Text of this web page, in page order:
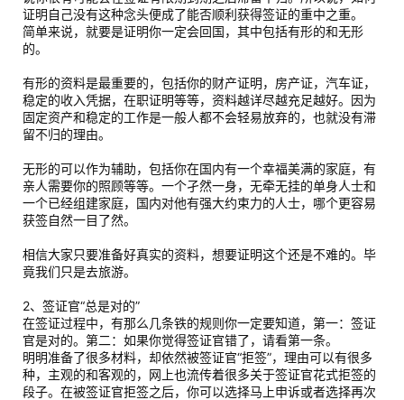
证明自己没有这种念头便成了能否顺利获得签证的重中之重。
简单来说，就要是证明你一定会回国，其中包括有形的和无形
的。
有形的资料是最重要的，包括你的财产证明，房产证，汽车证，
稳定的收入凭据，在职证明等等，资料越详尽越充足越好。因为
固定资产和稳定的工作是一般人都不会轻易放弃的，也就没有滞
留不归的理由。
无形的可以作为辅助，包括你在国内有一个幸福美满的家庭，有
亲人需要你的照顾等等。一个孑然一身，无牵无挂的单身人士和
一个已经组建家庭，国内对他有强大约束力的人士，哪个更容易
获签自然一目了然。
相信大家只要准备好真实的资料，想要证明这个还是不难的。毕
竟我们只是去旅游。
2、签证官“总是对的”
在签证过程中，有那么几条铁的规则你一定要知道，第一：签证
官是对的。第二：如果你觉得签证官错了，请看第一条。
明明准备了很多材料，却依然被签证官“拒签”，理由可以有很多
种，主观的和客观的，网上也流传着很多关于签证官花式拒签的
段子。在被签证官拒签之后，你可以选择马上申诉或者选择再次